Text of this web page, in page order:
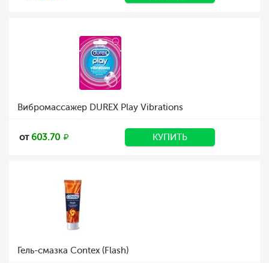
Вибромассажер DUREX Play Vibrations
от603.70 КУПИТЬ
Гель-смазка Contex (Flash)